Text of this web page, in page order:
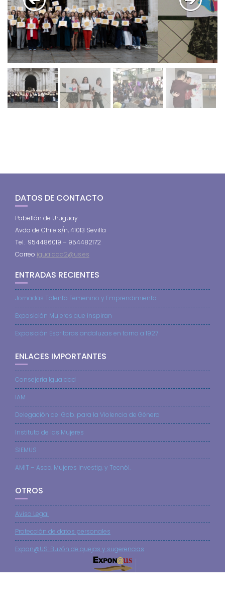
DATOS DE CONTACTO
Pabellón de Uruguay
Avda de Chile s/n, 41013 Sevilla
Tel. 954486019 – 954482172
Correo igualdad2@us.es
ENTRADAS RECIENTES
Jornadas Talento Femenino y Emprendimiento
Exposición Mujeres que inspiran
Exposición Escritoras andaluzas en torno a 1927
ENLACES IMPORTANTES
Consejería Igualdad
IAM
Delegación del Gob. para la Violencia de Género
Instituto de las Mujeres
SIEMUS
AMIT – Asoc. Mujeres Investig. y Tecnól.
OTROS
Aviso Legal
Protección de datos personales
Expon@US: Buzón de quejas y sugerencias